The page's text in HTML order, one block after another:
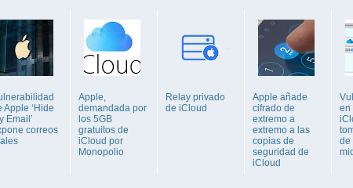
Apple ‘Hide
Email’
correos
Apple,
demandada por
los 5GB
gratuitos de
iCloud por
Monopolio
Relay privado
de iCloud
Apple añade
cifrado de
extremo a
extremo a las
copias de
seguridad de
iCloud
en
de